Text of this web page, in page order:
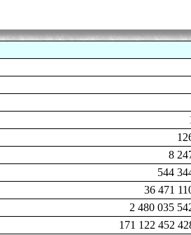
8
544
36 471
2 480 035
171 122 452